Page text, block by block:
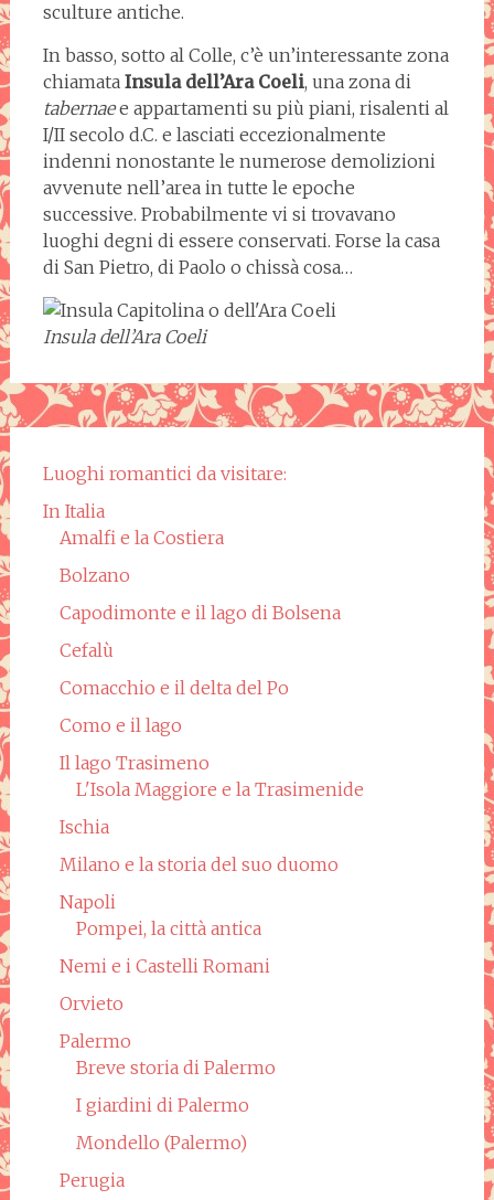
sculture antiche.
In basso, sotto al Colle, c’è un’interessante zona
chiamata Insula dell’Ara Coeli, una zona di
tabernaee appartamenti su più piani, risalenti al
I/II secolo d.C. e lasciati eccezionalmente
indenni nonostante le numerose demolizioni
avvenute nell’area in tutte le epoche
successive. Probabilmente vi si trovavano
luoghi degni di essere conservati. Forse la casa
di San Pietro, di Paolo o chissà cosa…
Insula dell’Ara Coeli
Luoghi romantici da visitare:
In Italia
Amalfi e la Costiera
Bolzano
Capodimonte e il lago di Bolsena
Cefalù
Comacchio e il delta del Po
Como e il lago
Il lago Trasimeno
L'Isola Maggiore e la Trasimenide
Ischia
Milano e la storia del suo duomo
Napoli
Pompei, la città antica
Nemi e i Castelli Romani
Orvieto
Palermo
Breve storia di Palermo
I giardini di Palermo
Mondello (Palermo)
Perugia